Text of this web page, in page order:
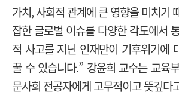
가치, 사회적 관계에 큰 영향을 미치기
잡한 글로벌 이슈를 다양한 각도에서
적 사고를 지닌 인재만이 기후위기에
꿀 수 있습니다.” 강윤희 교수는 교육
문사회 전공자에게 고무적이고 뜻깊다